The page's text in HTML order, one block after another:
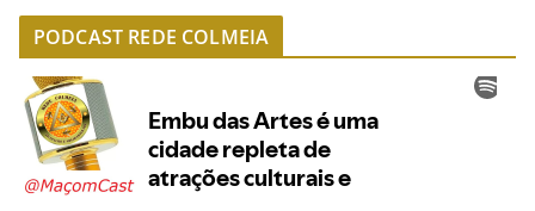
PODCAST REDE COLMEIA